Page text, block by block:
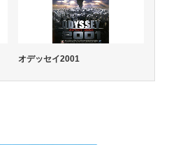
オデッセイ2001